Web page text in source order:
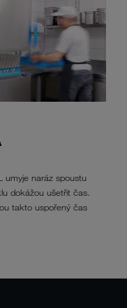
umyje naráz spoustu
dokážou ušetřit čas.
takto uspořený čas